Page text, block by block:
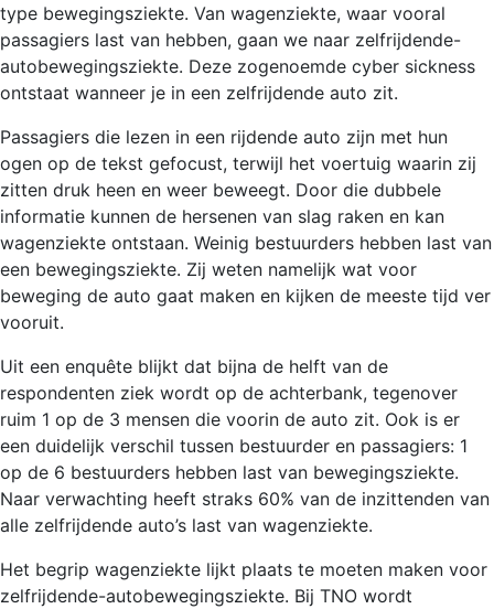
type bewegingsziekte. Van wagenziekte, waar vooral
passagiers last van hebben, gaan we naar zelfrijdende-
autobewegingsziekte. Deze zogenoemde cyber sickness
ontstaat wanneer je in een zelfrijdende auto zit.
Passagiers die lezen in een rijdende auto zijn met hun
ogen op de tekst gefocust, terwijl het voertuig waarin zij
zitten druk heen en weer beweegt. Door die dubbele
informatie kunnen de hersenen van slag raken en kan
wagenziekte ontstaan. Weinig bestuurders hebben last van
een bewegingsziekte. Zij weten namelijk wat voor
beweging de auto gaat maken en kijken de meeste tijd ver
vooruit.
Uit een enquête blijkt dat bijna de helft van de
respondenten ziek wordt op de achterbank, tegenover
ruim 1 op de 3 mensen die voorin de auto zit. Ook is er
een duidelijk verschil tussen bestuurder en passagiers: 1
op de 6 bestuurders hebben last van bewegingsziekte.
Naar verwachting heeft straks 60% van de inzittenden van
alle zelfrijdende auto’s last van wagenziekte.
Het begrip wagenziekte lijkt plaats te moeten maken voor
zelfrijdende-autobewegingsziekte. Bij TNO wordt